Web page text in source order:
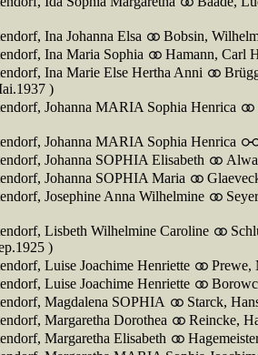
Ina Johanna Elsa
Bobsin,
Ina Maria Sophia
Hamann, Carl
Ina Marie Else Hertha Anni
)
Johanna MARIA Sophia Henrica
Johanna MARIA Sophia Henrica
Johanna SOPHIA Elisabeth
Johanna SOPHIA Maria
Josephine Anna Wilhelmine
Lisbeth Wilhelmine Caroline
)
Luise Joachime Henriette
Prewe,
Luise Joachime Henriette
Magdalena SOPHIA
Starck,
Margaretha Dorothea
Reincke,
Margaretha Elisabeth